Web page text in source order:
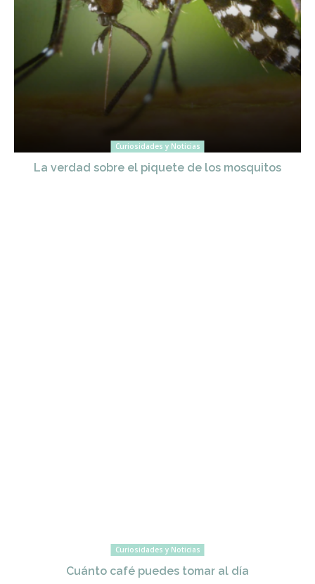
Curiosidades y Noticias
La verdad sobre el piquete de los mosquitos
Curiosidades y Noticias
Cuánto café puedes tomar al día